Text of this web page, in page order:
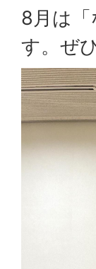
8月は
す。ぜ